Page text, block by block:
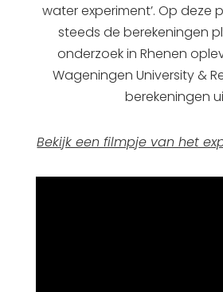
water experiment’. Op deze
steeds de berekeningen
onderzoek in Rhenen
Wageningen University &
berekeningen
Bekijk een filmpje van het